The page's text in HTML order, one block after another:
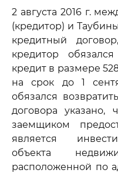
2 августа 2016 г.
(кредитор) и
кредитный
кредитор
кредит в размере
на срок до 1
обязался
договора указано,
заемщиком
является
объекта
расположенной по